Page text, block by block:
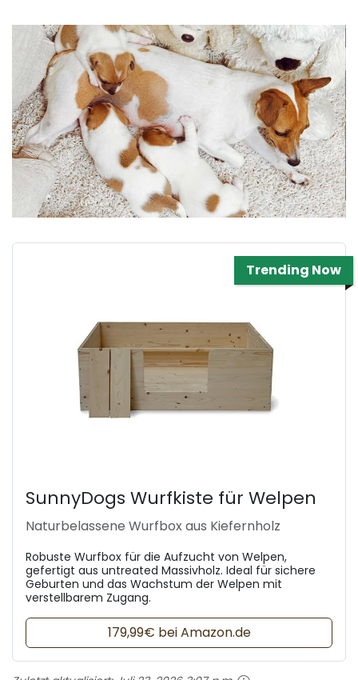
Trending Now
SunnyDogs Wurfkiste für Welpen
Naturbelassene Wurfbox aus Kiefernholz
Robuste Wurfbox für die Aufzucht von Welpen,
gefertigt aus untreated Massivholz. Ideal für sichere
Geburten und das Wachstum der Welpen mit
verstellbarem Zugang.
179,99€ bei Amazon.de